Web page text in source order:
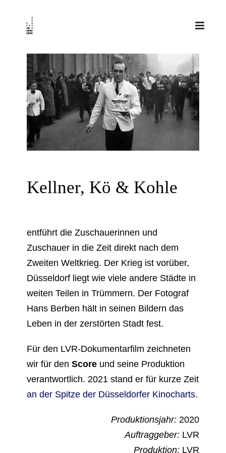
springen
Kellner, Kö & Kohle
entführt die Zuschauerinnen und
Zuschauer in die Zeit direkt nach dem
Zweiten Weltkrieg. Der Krieg ist vorüber,
Düsseldorf liegt wie viele andere Städte in
weiten Teilen in Trümmern. Der Fotograf
Hans Berben hält in seinen Bildern das
Leben in der zerstörten Stadt fest.
Für den LVR-Dokumentarfilm zeichneten
wir für den Scoreund seine Produktion
verantwortlich. 2021 stand er für kurze Zeit
an der Spitze der Düsseldorfer Kinocharts.
Produktionsjahr: 2020
Auftraggeber: LVR
Produktion: LVR